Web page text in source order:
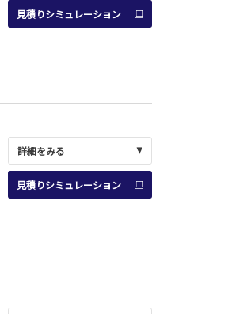
見積りシミュレーション
詳細をみる
見積りシミュレーション